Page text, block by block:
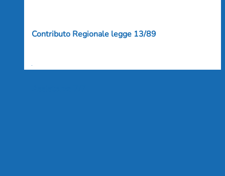
Contributo Regionale legge 13/89